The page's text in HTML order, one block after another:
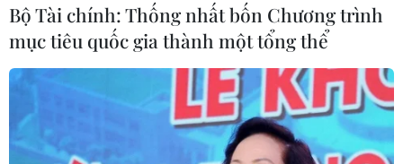
Bộ Tài chính: Thống nhất bốn Chương trình
mục tiêu quốc gia thành một tổng thể